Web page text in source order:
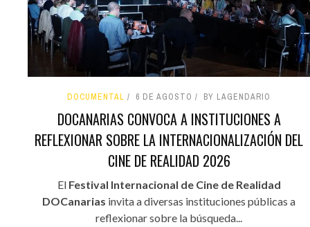
DOCUMENTAL 6 DE AGOSTO BY LAGENDARIO
DOCANARIAS CONVOCA A INSTITUCIONES A
REFLEXIONAR SOBRE LA INTERNACIONALIZACIÓN DEL
CINE DE REALIDAD 2026
El Festival Internacional de Cine de Realidad
DOCanarias invita a diversas instituciones públicas a
reflexionar sobre la búsqueda...